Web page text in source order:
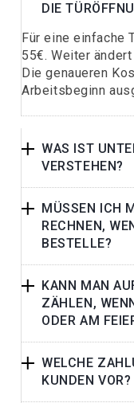
DIE
Für eine einfache
55€. Weiter
Die genaueren
Arbeitsbeginn
WAS IST
VERSTEHEN?
MÜSSEN ICH
RECHNEN,
BESTELLE?
KANN MAN
ZÄHLEN,
ODER AM
WELCHE
KUNDEN VOR?